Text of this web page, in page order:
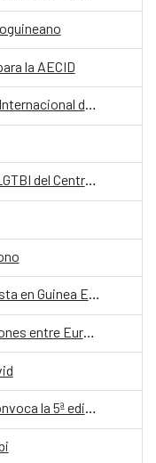
la AECID
Jueves de cine: en el Marco del Día Internacional de la Mujer : Ciclo de Cines “Mujer y cine” en colaboración con Human Fest
Jueves de cine: X Festival de Cine LGTBI del Centro Niemeyer, Armarios abiertos
La Cocina – Laboratorio Ecofeminista en Guinea Ecuatorial
La construcción europea y la relaciones entre Europa y África
La Fundación Mujeres por África convoca la 5ª edición del programa Ellas Investigan